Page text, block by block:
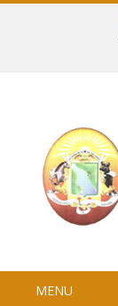
MENU